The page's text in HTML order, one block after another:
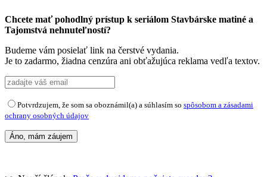
Chcete mať pohodlný prístup k seriálom Stavbárske matiné a
Tajomstvá nehnuteľností?
Budeme vám posielať link na čerstvé vydania.
Je to zadarmo, žiadna cenzúra ani obťažujúca reklama vedľa textov.
Potvrdzujem, že som sa oboznámil(a) a súhlasím so spôsobom a zásadami
ochrany osobných údajov